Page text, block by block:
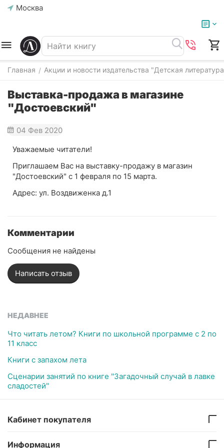
Москва
Главная / Акции и новости издательства "Детская
Выставка-продажа в магазине
"Достоевский"
04 Фев 2020
Уважаемые читатели!
Приглашаем Вас на выставку-продажу в магазин
"Достоевский" с 1 февраля по 15 марта.
Адрес: ул. Воздвиженка д.1
Комментарии
Сообщения не найдены
Написать отзыв
НЕДАВНЕЕ
Что читать летом? Книги по школьной программе с 2 по
11 класс
Книги с запахом лета
Сценарии занятий по книге "Загадочный случай в лавке
сладостей"
Кабинет покупателя
Информация